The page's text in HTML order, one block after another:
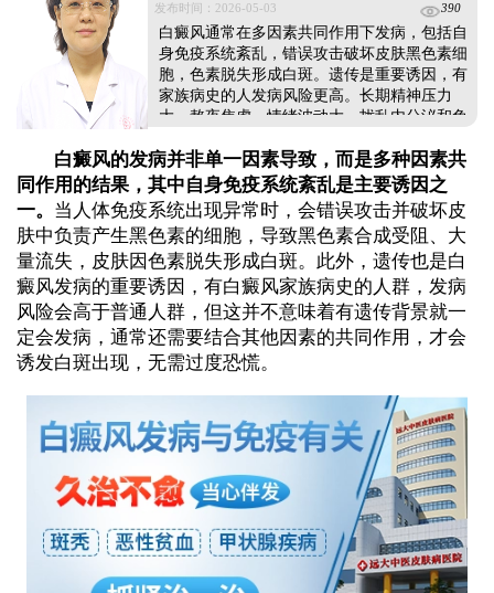
发布时间：2026-05-03 390
白癜风通常在多因素共同作用下发病，包括自
身免疫系统紊乱，错误攻击破坏皮肤黑色素细
胞，色素脱失形成白斑。遗传是重要诱因，有
家族病史的人发病风险更高。长期精神压力
大、熬夜焦虑、情绪波动大，扰乱内分泌和免
铜锌缺乏、免疫力低下、长期接触化学刺激物
等，都会损伤黑色素细胞功能。白癜风治疗一
方面要对症用药，改善白斑症状，另一方面要
加强护理，避免不良因素刺激，防治结合，使
肤色还原。...
白癜风的发病并非单一因素导致，而是多种因素共
同作用的结果，其中自身免疫系统紊乱是主要诱因之
一。 当人体免疫系统出现异常时，会错误攻击并破坏皮
肤中负责产生黑色素的细胞，导致黑色素合成受阻、大
量流失，皮肤因色素脱失形成白斑。此外，遗传也是白
癜风发病的重要诱因，有白癜风家族病史的人群，发病
风险会高于普通人群，但这并不意味着有遗传背景就一
定会发病，通常还需要结合其他因素的共同作用，才会
诱发白斑出现，无需过度恐慌。